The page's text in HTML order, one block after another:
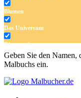
Blumen
Das Universum
Dinosaurier
Früchte und Gemüse
Frühling und Ostern
Geben Sie den Namen,
Malbuchs ein.